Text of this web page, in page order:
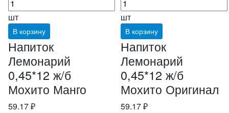
шт
В корзину
шт
В корзину
Напиток
Лемонарий
0,45*12 ж/б
Мохито Манго
59.17 ₽
Напиток
Лемонарий
0,45*12 ж/б
Мохито Оригинал
59.17 ₽